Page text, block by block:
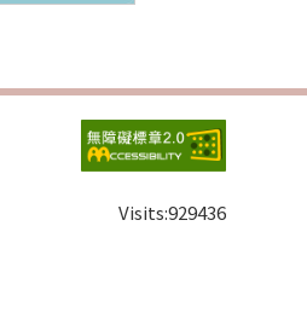
Visits:929436